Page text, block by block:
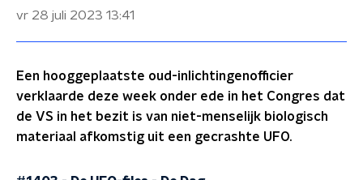
vr 28 juli 2023 13:41
Een hooggeplaatste oud-inlichtingenofficier
verklaarde deze week onder ede in het Congres dat
de VS in het bezit is van niet-menselijk biologisch
materiaal afkomstig uit een gecrashte UFO.